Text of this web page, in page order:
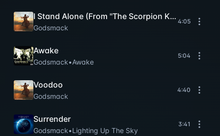
I Stand Alone (From "The Scorpion King"
Godsmack
4:05
Awake
Godsmack•Awake
5:04
Voodoo
Godsmack
4:40
Surrender
Godsmack•Lighting Up The Sky
3:41